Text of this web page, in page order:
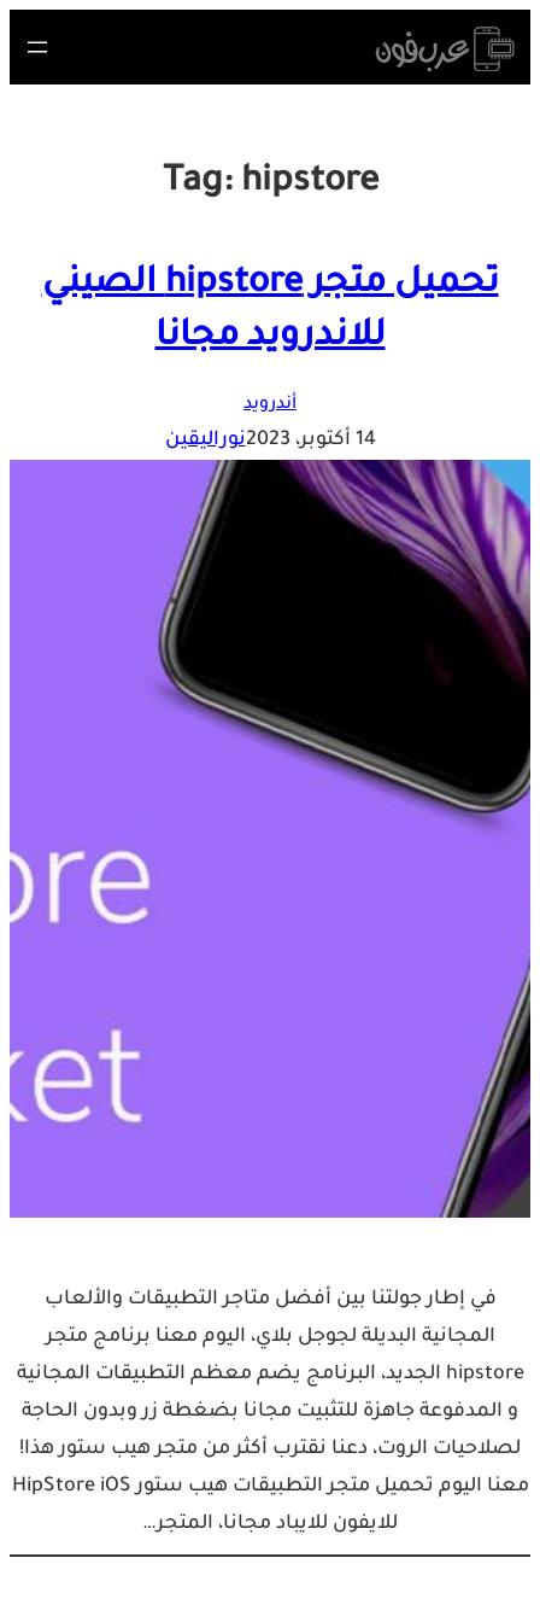
Skip
to
Tag: hipstore
تحميل متجر hipstore الصيني
للاندرويد مجانا
أندرويد
14 أكتوبر، 2023 نوراليقين
في إطار جولتنا بين أفضل متاجر التطبيقات والألعاب
المجانية البديلة لجوجل بلاي، اليوم معنا برنامج متجر
hipstore الجديد، البرنامج يضم معظم التطبيقات المجانية
و المدفوعة جاهزة للتثبيت مجانا بضغطة زر وبدون الحاجة
لصلاحيات الروت، دعنا نقترب أكثر من متجر هيب ستور هذا!
معنا اليوم تحميل متجر التطبيقات هيب ستور HipStore iOS
للايفون للايباد مجانا، المتجر…